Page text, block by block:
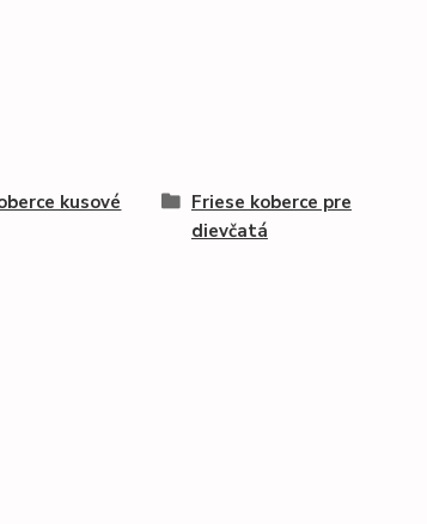
kusové
Friese koberce pre
dievčatá